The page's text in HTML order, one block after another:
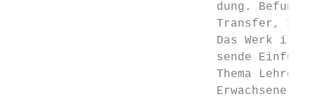
dung. Befunde
                             Transfer, 1
Das Werk ist
sende
Thema Lehren
Erwachsener: